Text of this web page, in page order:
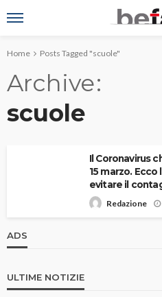
Home Posts Tagged "scuole"
Archive
scuole
Il Coronavirus
15 marzo.
evitare il
Redazione
ADS
ULTIME NOTIZIE